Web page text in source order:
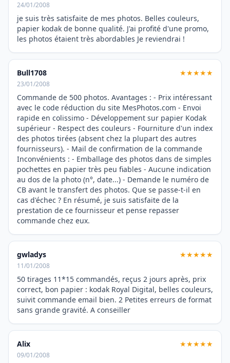
24/01/2008
je suis très satisfaite de mes photos. Belles couleurs,
papier kodak de bonne qualité. J'ai profité d'une promo,
les photos étaient très abordables Je reviendrai !
Bull1708 ★★★★★
23/01/2008
Commande de 500 photos. Avantages : - Prix intéressant
avec le code réduction du site MesPhotos.com - Envoi
rapide en colissimo - Développement sur papier Kodak
supérieur - Respect des couleurs - Fourniture d'un index
des photos tirées (absent chez la plupart des autres
fournisseurs). - Mail de confirmation de la commande
Inconvénients : - Emballage des photos dans de simples
pochettes en papier très peu fiables - Aucune indication
au dos de la photo (n°, date...) - Demande le numéro de
CB avant le transfert des photos. Que se passe-t-il en
cas d'échec ? En résumé, je suis satisfaite de la
prestation de ce fournisseur et pense repasser
commande chez eux.
gwladys ★★★★★
11/01/2008
50 tirages 11*15 commandés, reçus 2 jours après, prix
correct, bon papier : kodak Royal Digital, belles couleurs,
suivit commande email bien. 2 Petites erreurs de format
sans grande gravité. A conseiller
Alix ★★★★★
09/01/2008